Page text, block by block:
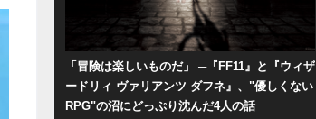
「冒険は楽しいものだ」 ─『FF11』と『ウィザ
ードリィ ヴァリアンツ ダフネ』、"優しくない
RPG"の沼にどっぷり沈んだ4人の話